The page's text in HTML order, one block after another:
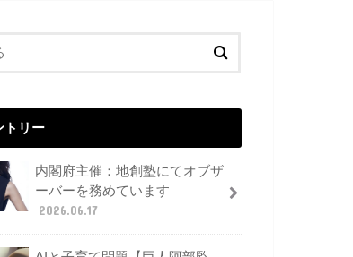
トリー
内閣府主催：地創塾にてオブザ
ーバーを務めています
2026.06.17